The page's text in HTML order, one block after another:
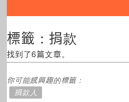
標籤：捐款
找到了6篇文章。
你可能感興趣的標籤：
捐款人